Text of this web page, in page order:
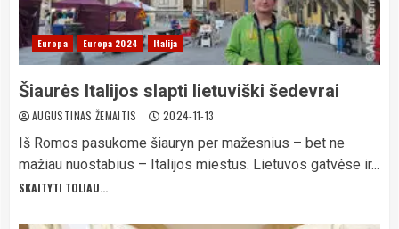
Europa Europa 2024 Italija
Šiaurės Italijos slapti lietuviški šedevrai
AUGUSTINAS ŽEMAITIS 2024-11-13
Iš Romos pasukome šiauryn per mažesnius – bet ne
mažiau nuostabius – Italijos miestus. Lietuvos gatvėse ir...
SKAITYTI TOLIAU...